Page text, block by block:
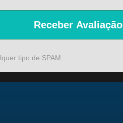
Receber Avaliação
tipo de SPAM.